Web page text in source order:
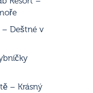
– Deštné v
– Krásný